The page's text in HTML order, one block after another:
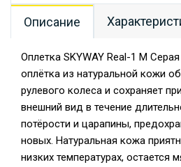
Описание
Оплетка SKYWAY Real-1 М
оплётка из натуральной кожи
рулевого колеса и сохраняет
внешний вид в течение
потёрости и царапины,
новых. Натуральная кожа
низких температурах, остается